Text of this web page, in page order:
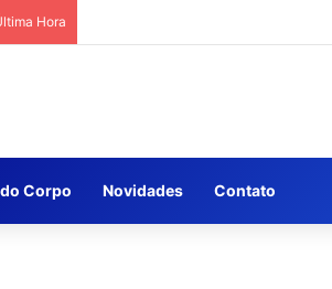
Hora
Corpo Novidades Contato